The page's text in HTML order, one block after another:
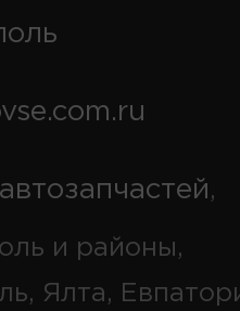
,
и районы,
Ялта,